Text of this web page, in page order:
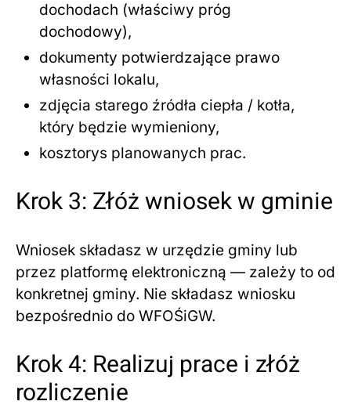
dochodach (właściwy próg
dochodowy),
dokumenty potwierdzające prawo
własności lokalu,
zdjęcia starego źródła ciepła / kotła,
który będzie wymieniony,
kosztorys planowanych prac.
Krok 3: Złóż wniosek w gminie
Wniosek składasz w urzędzie gminy lub
przez platformę elektroniczną — zależy to od
konkretnej gminy. Nie składasz wniosku
bezpośrednio do WFOŚiGW.
Krok 4: Realizuj prace i złóż
rozliczenie